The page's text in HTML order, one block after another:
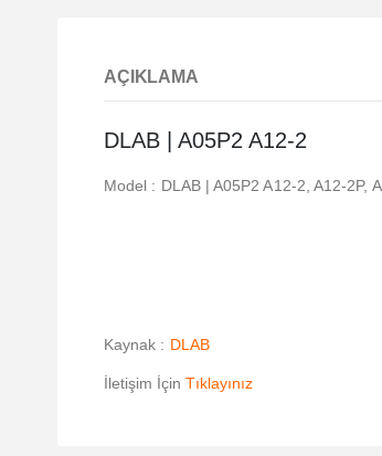
AÇIKLAMA
DLAB | A05P2 A12-2
Model : DLAB | A05P2 A12-2, A12-2P,
Kaynak : DLAB
İletişim İçin Tıklayınız